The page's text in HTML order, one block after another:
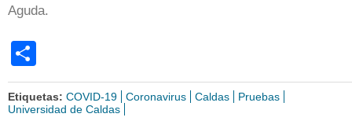
Aguda.
Etiquetas: COVID-19 Coronavirus Caldas
Pruebas
Universidad de Caldas